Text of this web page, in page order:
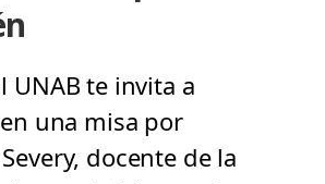
UNAB te invita a
una misa por
docente de la